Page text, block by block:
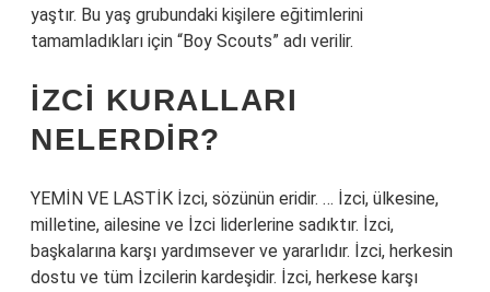
yaştır. Bu yaş grubundaki kişilere eğitimlerini
tamamladıkları için “Boy Scouts” adı verilir.
İZCI KURALLARI
NELERDIR?
YEMİN VE LASTİK İzci, sözünün eridir. … İzci, ülkesine,
milletine, ailesine ve İzci liderlerine sadıktır. İzci,
başkalarına karşı yardımsever ve yararlıdır. İzci, herkesin
dostu ve tüm İzcilerin kardeşidir. İzci, herkese karşı